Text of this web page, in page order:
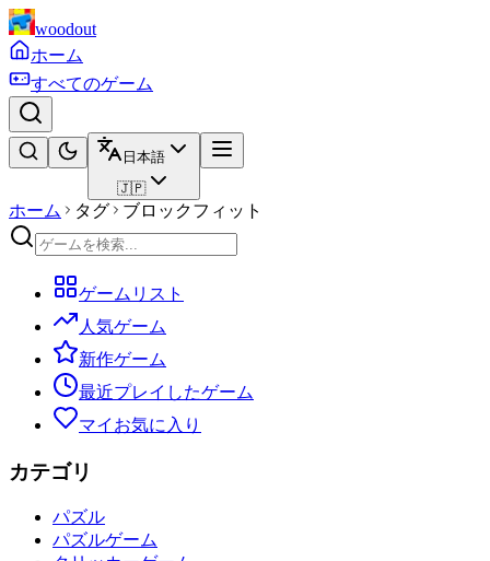
woodout
ホーム
すべてのゲーム
日本語
🇯🇵
ホーム タグ ブロックフィット
ゲームリスト
人気ゲーム
新作ゲーム
最近プレイしたゲーム
マイお気に入り
カテゴリ
パズル
パズルゲーム